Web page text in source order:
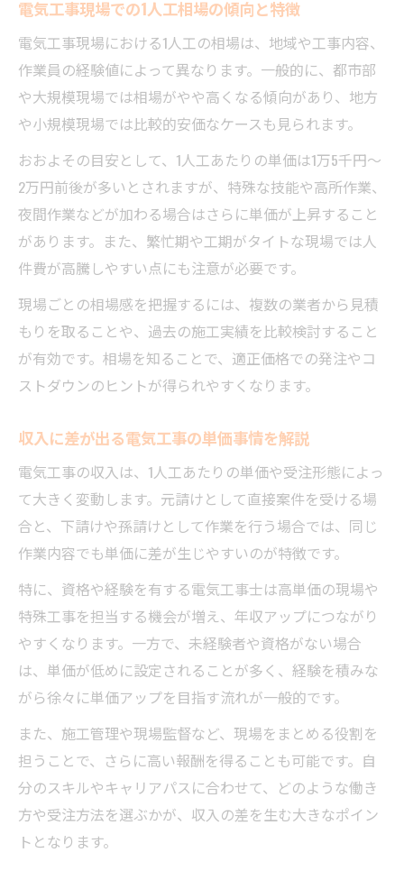
電気工事現場での1人工相場の傾向と特徴
電気工事現場における1人工の相場は、地域や工事内容、
作業員の経験値によって異なります。一般的に、都市部
や大規模現場では相場がやや高くなる傾向があり、地方
や小規模現場では比較的安価なケースも見られます。
おおよその目安として、1人工あたりの単価は1万5千円〜
2万円前後が多いとされますが、特殊な技能や高所作業、
夜間作業などが加わる場合はさらに単価が上昇すること
があります。また、繁忙期や工期がタイトな現場では人
件費が高騰しやすい点にも注意が必要です。
現場ごとの相場感を把握するには、複数の業者から見積
もりを取ることや、過去の施工実績を比較検討すること
が有効です。相場を知ることで、適正価格での発注やコ
ストダウンのヒントが得られやすくなります。
収入に差が出る電気工事の単価事情を解説
電気工事の収入は、1人工あたりの単価や受注形態によっ
て大きく変動します。元請けとして直接案件を受ける場
合と、下請けや孫請けとして作業を行う場合では、同じ
作業内容でも単価に差が生じやすいのが特徴です。
特に、資格や経験を有する電気工事士は高単価の現場や
特殊工事を担当する機会が増え、年収アップにつながり
やすくなります。一方で、未経験者や資格がない場合
は、単価が低めに設定されることが多く、経験を積みな
がら徐々に単価アップを目指す流れが一般的です。
また、施工管理や現場監督など、現場をまとめる役割を
担うことで、さらに高い報酬を得ることも可能です。自
分のスキルやキャリアパスに合わせて、どのような働き
方や受注方法を選ぶかが、収入の差を生む大きなポイン
トとなります。